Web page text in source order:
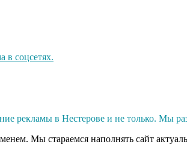
рекламы в Нестерове и не только. Мы
Мы стараемся наполнять сайт